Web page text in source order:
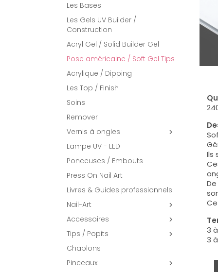
Les Bases
Les Gels UV Builder /
Construction
Acryl Gel / Solid Builder Gel
Pose américaine / Soft Gel Tips
Acrylique / Dipping
Les Top / Finish
Soins
Remover
Vernis à ongles

Lampe UV - LED
Ponceuses / Embouts
Press On Nail Art
Livres & Guides professionnels
Nail-Art

Accessoires 
Tips / Popits 
Chablons
Pinceaux

Ils
3
3